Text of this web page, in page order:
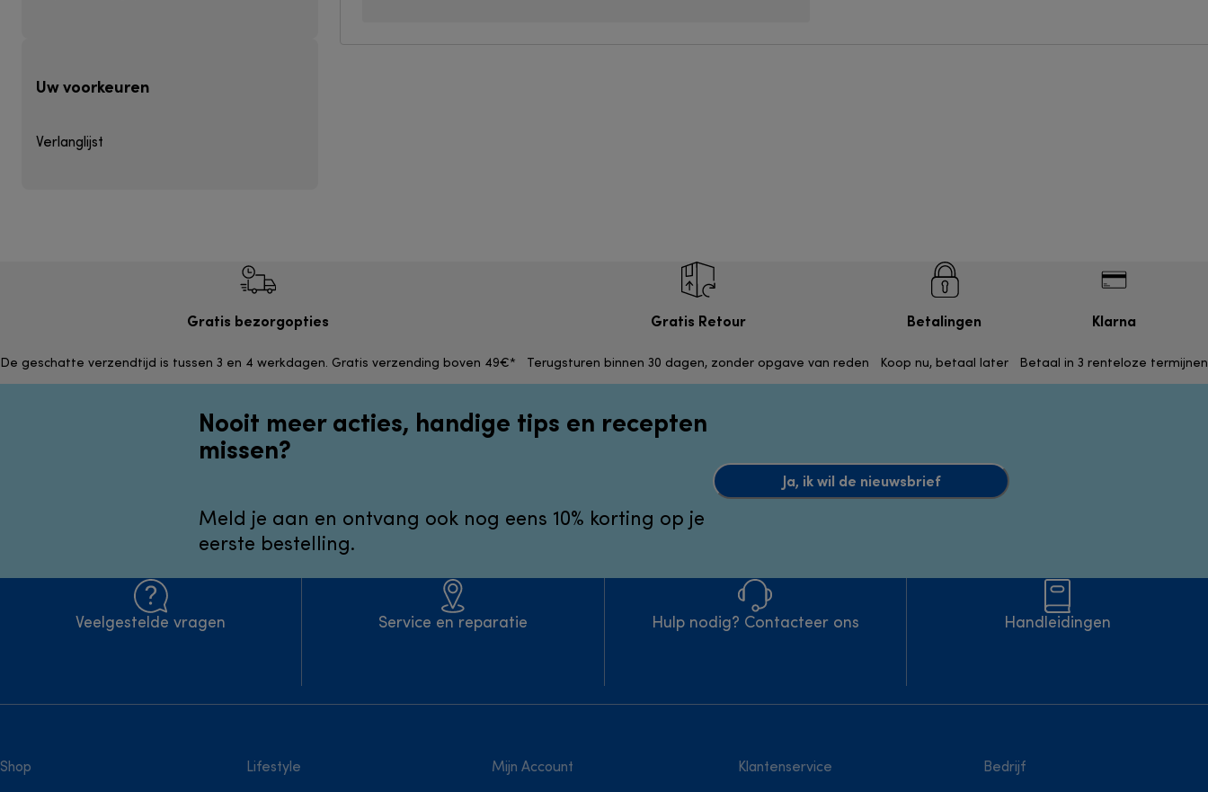
Uw voorkeuren
Verlanglijst
Gratis bezorgopties
De geschatte verzendtijd is tussen 3 en 4 werkdagen. Gratis verzending boven 49€*
Gratis Retour
Terugsturen binnen 30 dagen, zonder opgave van reden
Betalingen
Koop nu, betaal later
Klarna
Betaal in 3 renteloze termijnen
Nooit meer acties, handige tips en recepten
missen?
Meld je aan en ontvang ook nog eens 10% korting op je
eerste bestelling.
Ja, ik wil de nieuwsbrief
Veelgestelde vragen Service en reparatie Hulp nodig? Contacteer ons Handleidingen
Shop Lifestyle Mijn Account Klantenservice Bedrijf